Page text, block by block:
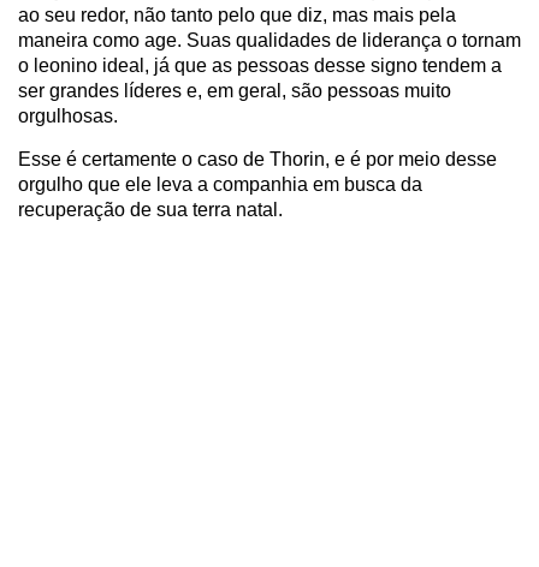
ao seu redor, não tanto pelo que diz, mas mais pela
maneira como age. Suas qualidades de liderança o tornam
o leonino ideal, já que as pessoas desse signo tendem a
ser grandes líderes e, em geral, são pessoas muito
orgulhosas.
Esse é certamente o caso de Thorin, e é por meio desse
orgulho que ele leva a companhia em busca da
recuperação de sua terra natal.